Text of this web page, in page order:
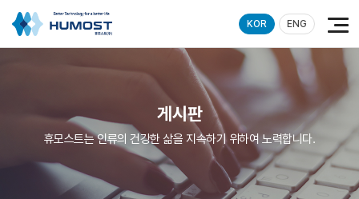
KOR ENG
게시판
휴모스트는 인류의 건강한 삶을 지속하기 위하여 노력합니다.